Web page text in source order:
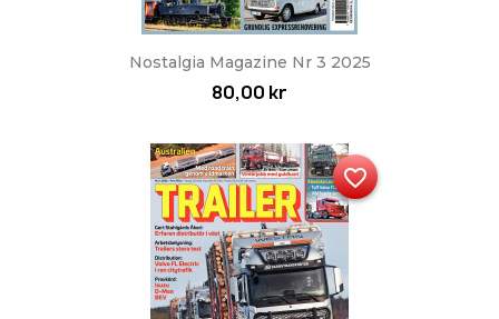
Nostalgia Magazine Nr 3 2025
80,00 kr
favorite_border